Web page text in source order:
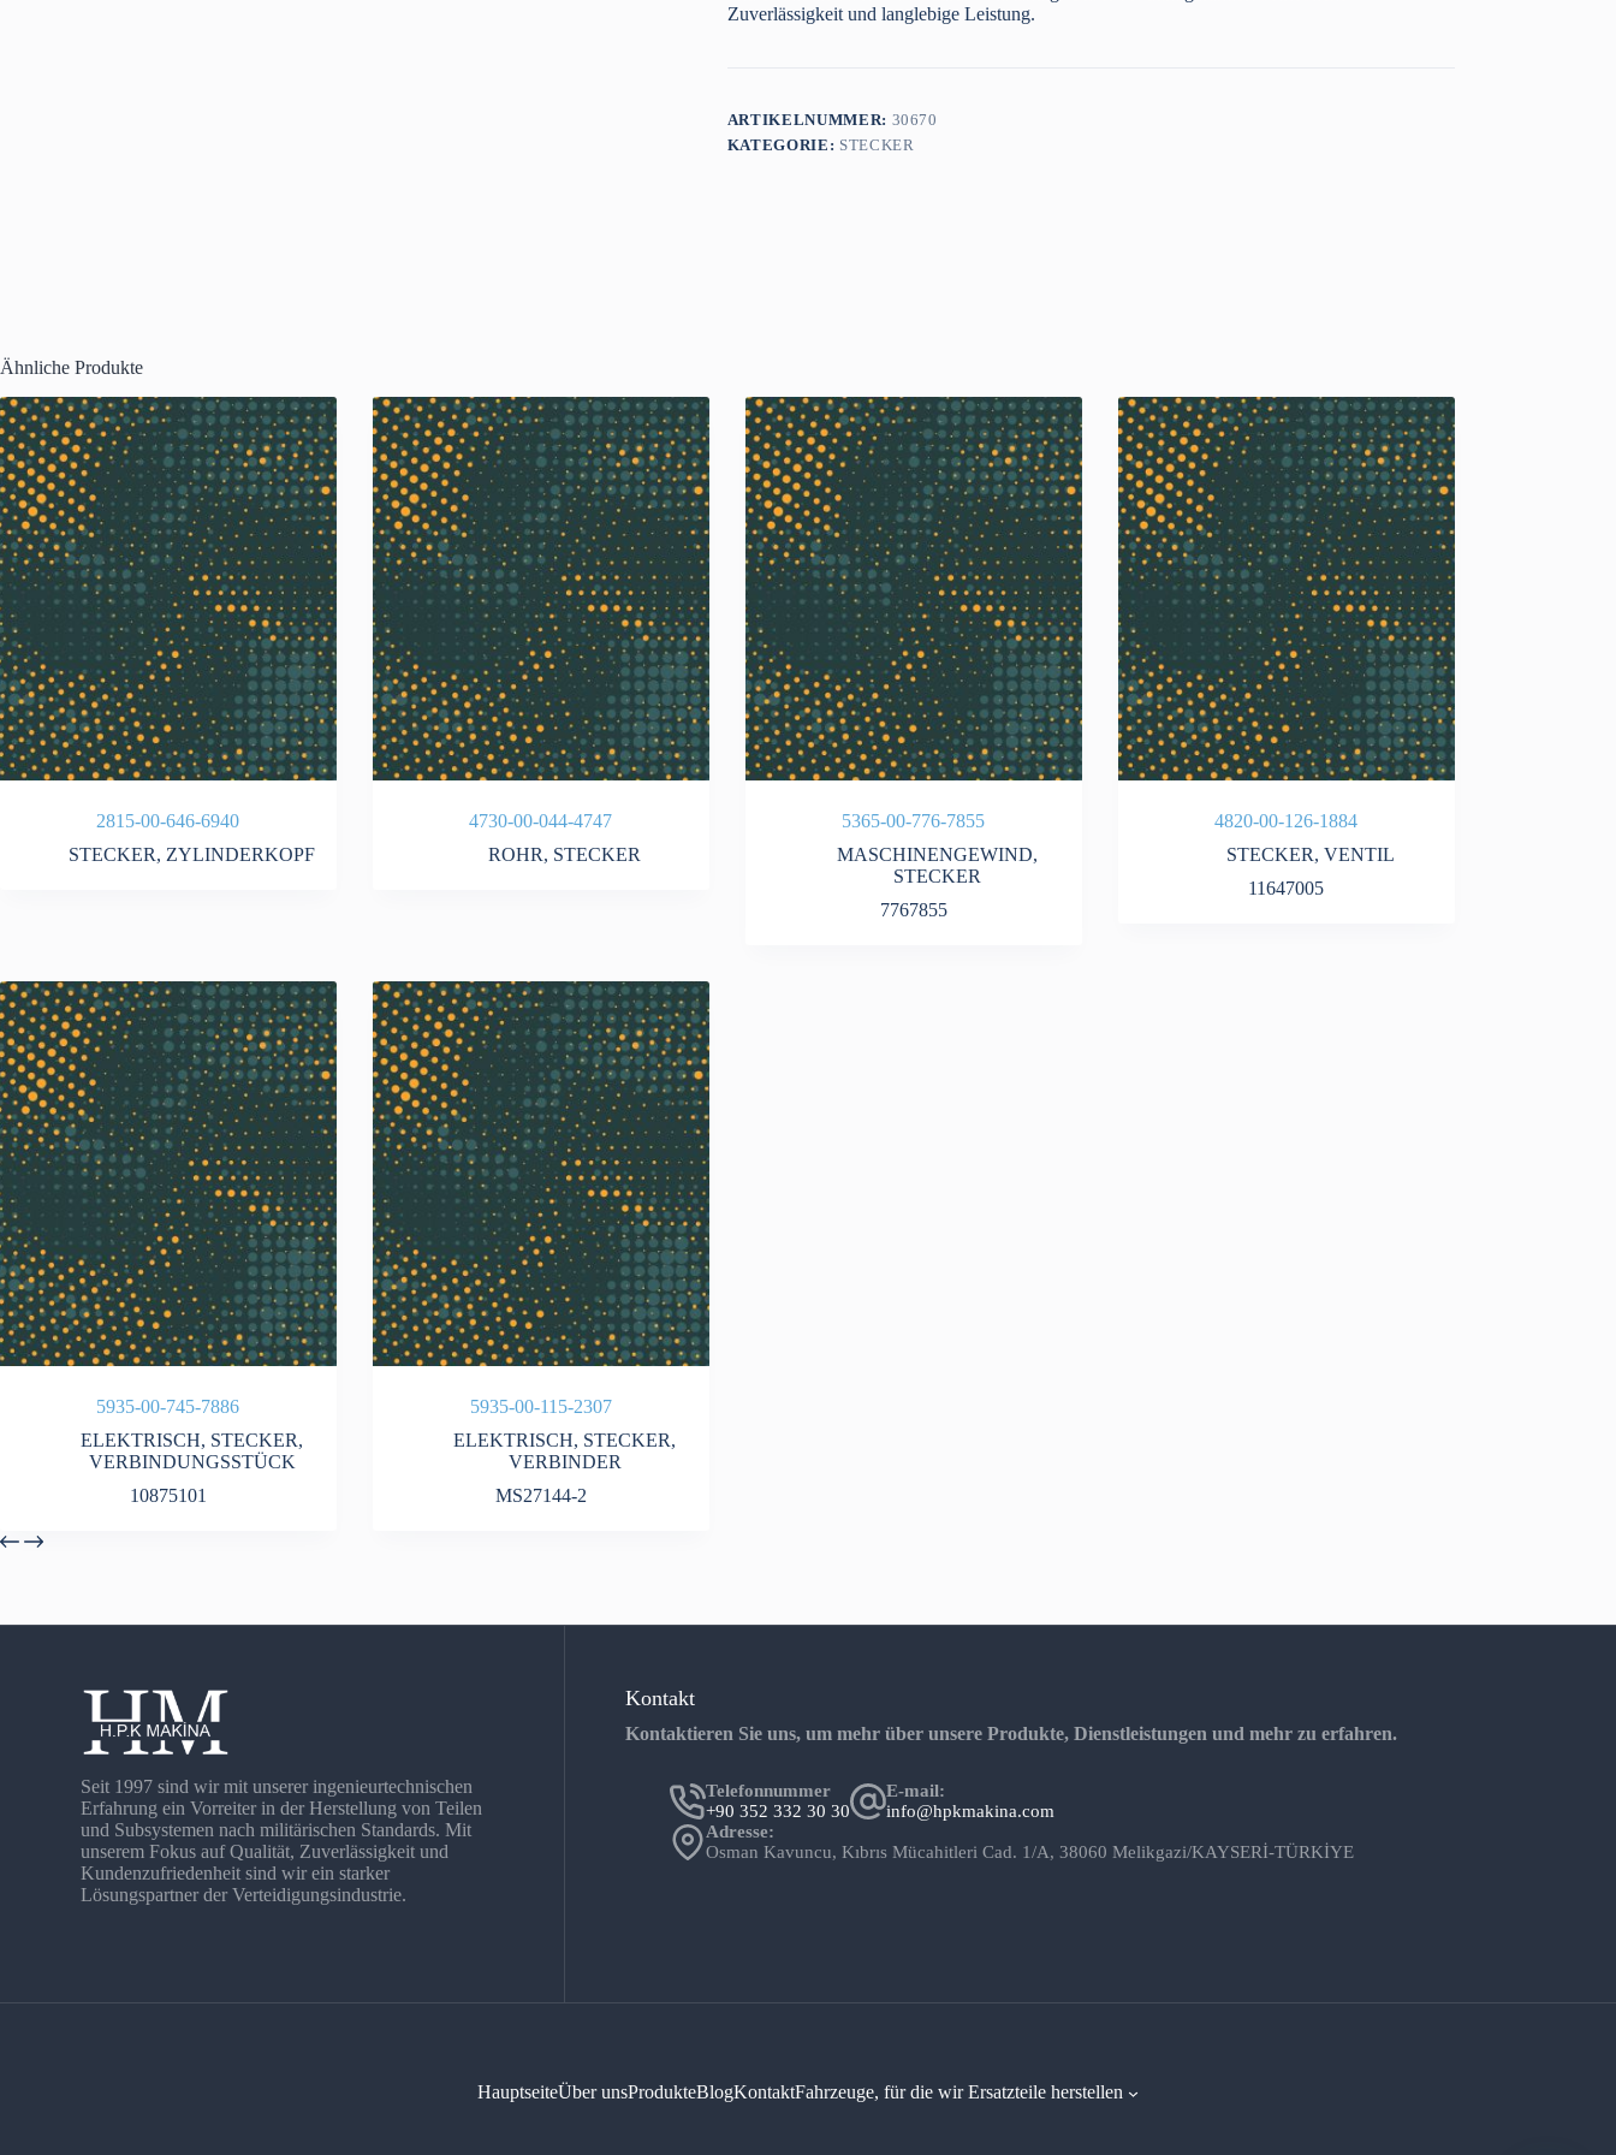
Zuverlässigkeit und langlebige Leistung.
ARTIKELNUMMER: 30670
KATEGORIE: STECKER
Ähnliche Produkte
2815-00-646-6940
STECKER,ZYLINDERKOPF
4730-00-044-4747
ROHR, STECKER
5365-00-776-7855
MASCHINENGEWIND,
STECKER
7767855
4820-00-126-1884
STECKER, VENTIL
11647005
5935-00-745-7886
ELEKTRISCH, STECKER,
VERBINDUNGSSTÜCK
10875101
5935-00-115-2307
ELEKTRISCH, STECKER,
VERBINDER
MS27144-2
Seit 1997 sind wir mit unserer ingenieurtechnischen
Erfahrung ein Vorreiter in der Herstellung von Teilen
und Subsystemen nach militärischen Standards. Mit
unserem Fokus auf Qualität, Zuverlässigkeit und
Kundenzufriedenheit sind wir ein starker
Lösungspartner der Verteidigungsindustrie.
Kontakt
Kontaktieren Sie uns, um mehr über unsere Produkte, Dienstleistungen und mehr zu erfahren.
Telefonnummer
+90 352 332 30 30
E-mail:
info@hpkmakina.com
Adresse:
Osman Kavuncu, Kıbrıs Mücahitleri Cad. 1/A, 38060 Melikgazi/KAYSERİ-TÜRKİYE
HauptseiteÜber unsProdukteBlogKontaktFahrzeuge, für die wir Ersatzteile herstellen